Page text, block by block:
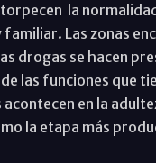
la
familiar. Las zonas
drogas se hacen
las funciones que
en la
la etapa más